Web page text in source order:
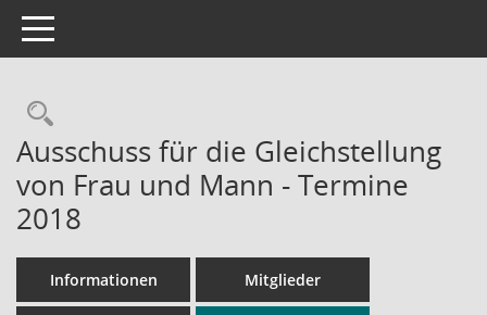
Toggle navigation
Rechercheauswahl
Ausschuss für die Gleichstellung
von Frau und Mann - Termine
2018
Informationen Mitglieder